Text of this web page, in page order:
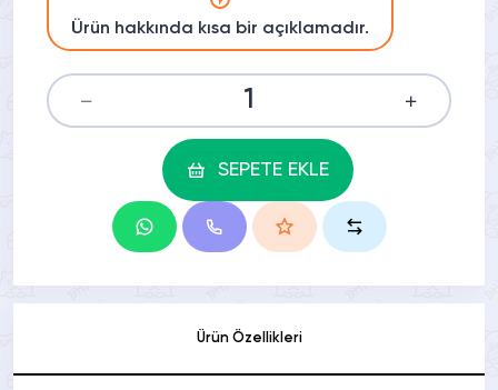
Ürün hakkında kısa bir açıklamadır.
SEPETE EKLE
Ürün Özellikleri